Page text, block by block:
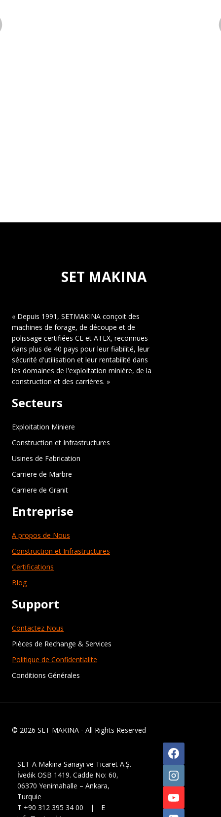
SET MAKINA
« Depuis 1991, SETMAKINA conçoit des
machines de forage, de découpe et de
polissage certifiées CE et ATEX, reconnues
dans plus de 40 pays pour leur fiabilité, leur
sécurité d'utilisation et leur rentabilité dans
les domaines de l'exploitation minière, de la
construction et des carrières. »
Secteurs
Exploitation Miniere
Construction et Infrastructures
Usines de Fabrication
Carriere de Marbre
Carriere de Granit
Entreprise
A propos de Nous
Construction et Infrastructures
Certifications
Blog
Support
Contactez Nous
Pièces de Rechange & Services
Politique de Confidentialite
Conditions Générales
© 2026 SET MAKINA - All Rights Reserved
SET-A Makina Sanayi ve Ticaret A.Ş.
İvedik OSB 1419. Cadde No: 60,
06370 Yenimahalle – Ankara,
Turquie
T +90 312 395 34 00 | E